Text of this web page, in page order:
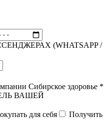
(WHATSAPP /
Сибирское здоровье *
ВАШЕЙ
для себя
Получить